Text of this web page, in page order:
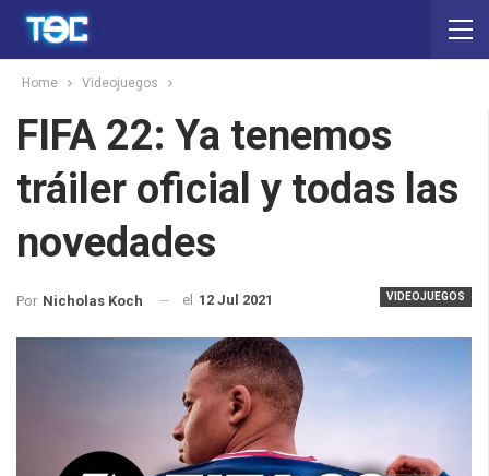
Home Videojuegos
FIFA 22: Ya tenemos
tráiler oficial y todas las
novedades
VIDEOJUEGOS
Por Nicholas Koch el 12 Jul 2021